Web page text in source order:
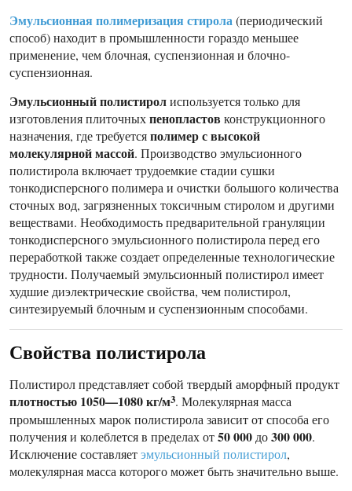
Эмульсионная полимеризация стирола(периодический
способ) находит в промышленности гораздо меньшее
применение, чем блочная, суспензионная и блочно-
суспензионная.
Эмульсионный полистиролиспользуется только для
изготовления плиточныхпенопластов конструкционного
назначения, где требуетсяполимер с высокой
молекулярной массой. Производство эмульсионного
полистирола включает трудоемкие стадии сушки
тонкодисперсного полимера и очистки большого количества
сточных вод, загрязненных токсичным стиролом и другими
веществами. Необходимость предварительной грануляции
тонкодисперсного эмульсионного полистирола перед его
переработкой также создает определенные технологические
трудности. Получаемый эмульсионный полистирол имеет
худшие диэлектрические свойства, чем полистирол,
синтезируемый блочным и суспензионным способами.
Свойства полистирола
Полистирол представляет собой твердый аморфный продукт
плотностью 1050—1080 кг/м3. Молекулярная масса
промышленных марок полистирола зависит от способа его
получения и колеблется в пределах от50 000 до300 000.
Исключение составляетэмульсионный полистирол,
молекулярная масса которого может быть значительно выше.